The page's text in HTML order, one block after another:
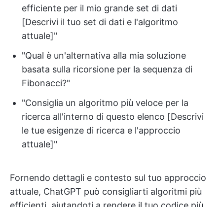
efficiente per il mio grande set di dati
[Descrivi il tuo set di dati e l'algoritmo
attuale]"
"Qual è un'alternativa alla mia soluzione
basata sulla ricorsione per la sequenza di
Fibonacci?"
"Consiglia un algoritmo più veloce per la
ricerca all'interno di questo elenco [Descrivi
le tue esigenze di ricerca e l'approccio
attuale]"
Fornendo dettagli e contesto sul tuo approccio
attuale, ChatGPT può consigliarti algoritmi più